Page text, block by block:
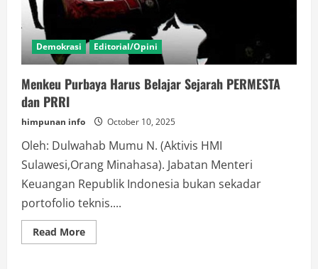
Demokrasi Editorial/Opini
Menkeu Purbaya Harus Belajar Sejarah PERMESTA
dan PRRI
himpunan info October 10, 2025
Oleh: Dulwahab Mumu N. (Aktivis HMI
Sulawesi,Orang Minahasa). Jabatan Menteri
Keuangan Republik Indonesia bukan sekadar
portofolio teknis....
Read MoreRead
more